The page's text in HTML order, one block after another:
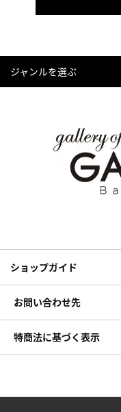
ジャンルを選ぶ
ショップガイド
お問い合わせ先
特商法に基づく表示